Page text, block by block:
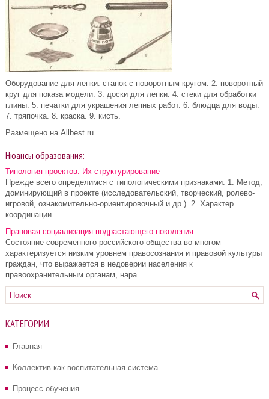
Оборудование для лепки: станок с поворотным кругом. 2. поворотный
круг для показа модели. 3. доски для лепки. 4. стеки для обработки
глины. 5. печатки для украшения лепных работ. 6. блюдца для воды.
7. тряпочка. 8. краска. 9. кисть.
Размещено на Allbest.ru
Нюансы образования:
Типология проектов. Их структурирование
Прежде всего определимся с типологическими признаками. 1. Метод,
доминирующий в проекте (исследовательский, творческий, ролево-
игровой, ознакомительно-ориентировочный и др.). 2. Характер
координации ...
Правовая социализация подрастающего поколения
Состояние современного российского общества во многом
характеризуется низким уровнем правосознания и правовой культуры
граждан, что выражается в недоверии населения к
правоохранительным органам, нара ...
КАТЕГОРИИ
Главная
Коллектив как воспитательная система
Процесс обучения